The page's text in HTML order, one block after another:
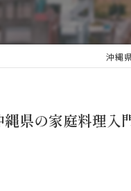
沖縄
県の家庭料理入